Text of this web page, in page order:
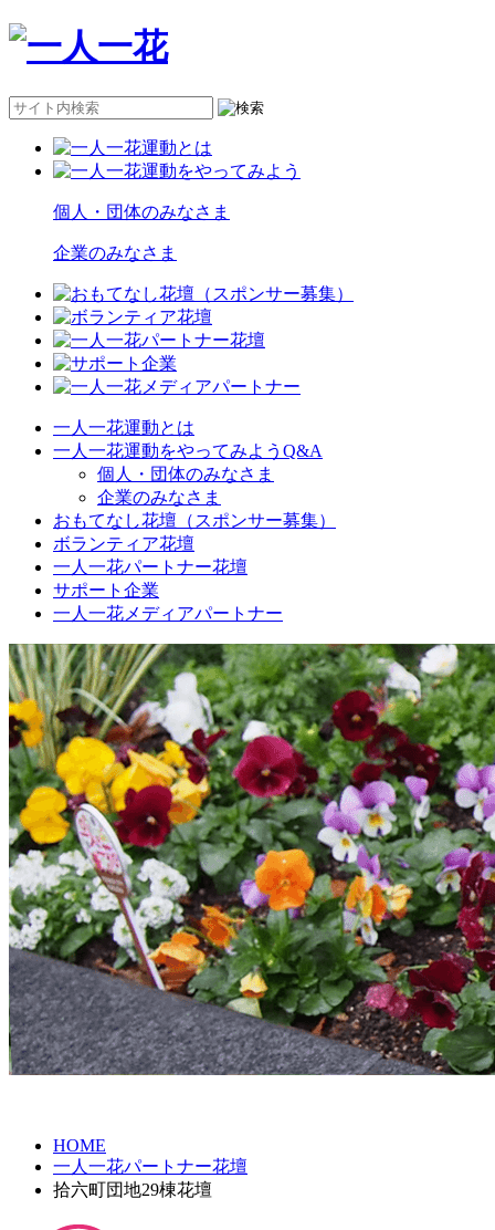
個人・団体のみなさま
企業のみなさま
一人一花運動とは
一人一花運動をやってみようQ&A
個人・団体のみなさま
企業のみなさま
おもてなし花壇（スポンサー募集）
ボランティア花壇
一人一花パートナー花壇
サポート企業
一人一花メディアパートナー
HOME
一人一花パートナー花壇
拾六町団地29棟花壇